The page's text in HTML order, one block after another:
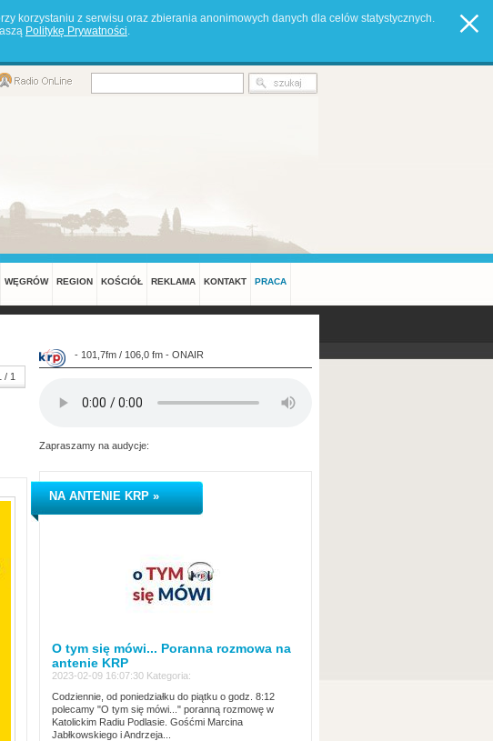
korzystaniu z serwisu oraz zbierania anonimowych danych dla celów statystycznych.
Politykę Prywatności.
WĘGRÓW REGION KOŚCIÓŁ REKLAMA KONTAKT PRACA
/ 1
- 101,7fm / 106,0 fm - ONAIR
Zapraszamy na audycje:
NA ANTENIE KRP »
O tym się mówi... Poranna rozmowa na
antenie KRP
2023-02-09 16:07:30 Kategoria:
Codziennie, od poniedziałku do piątku o godz. 8:12
polecamy "O tym się mówi..." poranną rozmowę w
Katolickim Radiu Podlasie. Gośćmi Marcina
Jabłkowskiego i Andrzeja...